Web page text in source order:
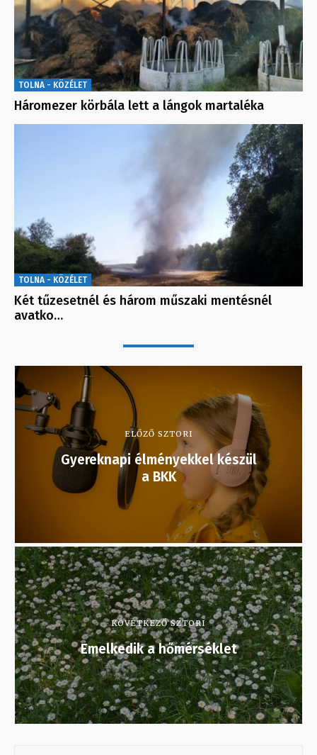
TOLNA - KÖZÉLET
Háromezer körbála lett a lángok martaléka
TOLNA - KÖZÉLET
Két tűzesetnél és három műszaki mentésnél
avatko…
ELŐZŐ SZTORI
Gyereknapi élményekkel készül
a BKK
KÖVETKEZŐ SZTORI
Emelkedik a hőmérséklet